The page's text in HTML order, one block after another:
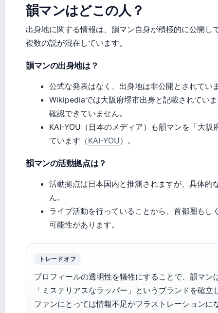
韻マンはどこの人？
出身地に関する情報は、韻マン自身が積極的に公開し
複数の説が混在しています。
韻マンの出身地は？
公式な発表はなく、出身地は非公開とされてい
Wikipediaでは大阪府堺市出身と記載されてい
確認できていません。
KAI-YOU（日本のメディア）も韻マンを「大阪
ています（KAI-YOU）。
韻マンの活動拠点は？
活動拠点は日本国内と推測されますが、具体的
ん。
ライブ活動を行っていることから、首都圏もし
可能性があります。
トレードオフ
プロフィールの透明性を犠牲にすることで、韻マン
「ミステリアスなラッパー」というブランドを確立
ファンにとっては情報不足がフラストレーションに